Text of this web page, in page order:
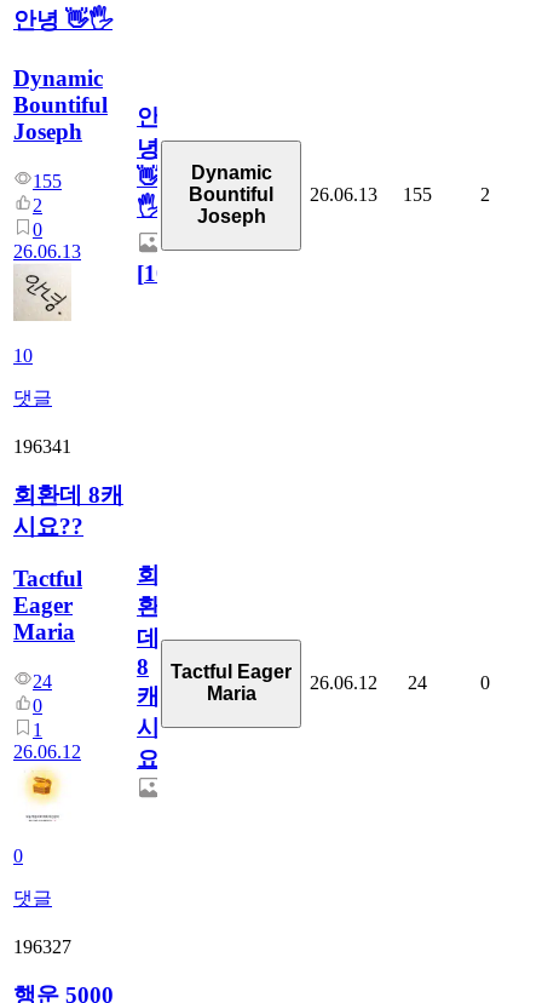
안녕 👋🖐
Dynamic
Bountiful
Joseph
155
2
0
26.06.13
10
댓글
안
녕
👋
🖐
[10
Dynamic
Bountiful
Joseph
26.06.13 155 2
196341
회환데 8캐
시요??
Tactful
Eager
Maria
24
0
1
26.06.12
0
댓글
회
환
데
8
캐
시
요??
Tactful Eager
Maria
26.06.12 24 0
196327
행운 5000